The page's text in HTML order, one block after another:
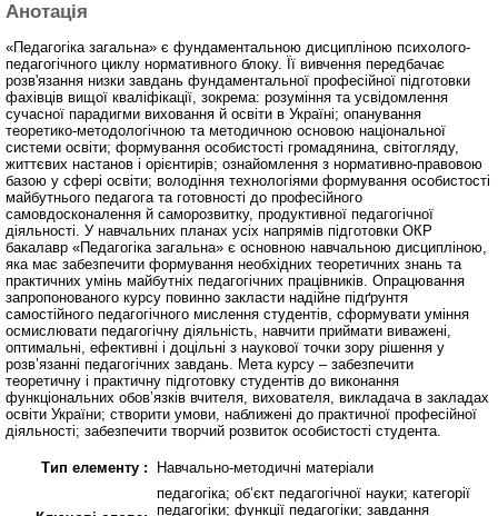
Анотація
«Педагогіка загальна» є фундаментальною дисципліною психолого-
педагогічного циклу нормативного блоку. Її вивчення передбачає
розв'язання низки завдань фундаментальної професійної підготовки
фахівців вищої кваліфікації, зокрема: розуміння та усвідомлення
сучасної парадигми виховання й освіти в Україні; опанування
теоретико-методологічною та методичною основою національної
системи освіти; формування особистості громадянина, світогляду,
життєвих настанов і орієнтирів; ознайомлення з нормативно-правовою
базою у сфері освіти; володіння технологіями формування особистості
майбутнього педагога та готовності до професійного
самовдосконалення й саморозвитку, продуктивної педагогічної
діяльності. У навчальних планах усіх напрямів підготовки ОКР
бакалавр «Педагогіка загальна» є основною навчальною дисципліною,
яка має забезпечити формування необхідних теоретичних знань та
практичних умінь майбутніх педагогічних працівників. Опрацювання
запропонованого курсу повинно закласти надійне підґрунтя
самостійного педагогічного мислення студентів, сформувати уміння
осмислювати педагогічну діяльність, навчити приймати виважені,
оптимальні, ефективні і доцільні з наукової точки зору рішення у
розв’язанні педагогічних завдань. Мета курсу – забезпечити
теоретичну і практичну підготовку студентів до виконання
функціональних обов’язків вчителя, вихователя, викладача в закладах
освіти України; створити умови, наближені до практичної професійної
діяльності; забезпечити творчий розвиток особистості студента.
Тип елементу : Навчально-методичні матеріали
педагогіка; об’єкт педагогічної науки; категорії
педагогіки; функції педагогіки; завдання